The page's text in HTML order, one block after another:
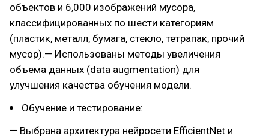
объектов и 6,000 изображений мусора,
классифицированных по шести категориям
(пластик, металл, бумага, стекло, тетрапак, прочий
мусор).— Использованы методы увеличения
объема данных (data augmentation) для
улучшения качества обучения модели.
Обучение и тестирование:
— Выбрана архитектура нейросети EfficientNet и